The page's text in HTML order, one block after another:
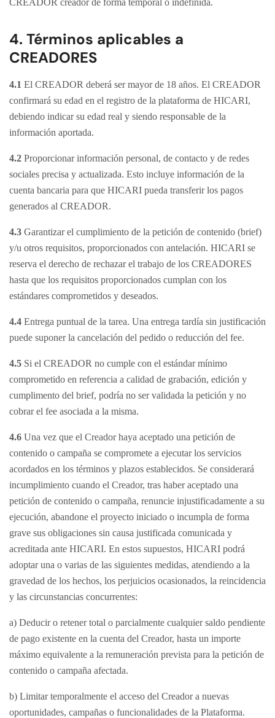
CREADOR creador de forma temporal o indefinida.
4. Términos aplicables a
CREADORES
4.1 El CREADOR deberá ser mayor de 18 años. El CREADOR
confirmará su edad en el registro de la plataforma de HICARI,
debiendo indicar su edad real y siendo responsable de la
información aportada.
4.2 Proporcionar información personal, de contacto y de redes
sociales precisa y actualizada. Esto incluye información de la
cuenta bancaria para que HICARI pueda transferir los pagos
generados al CREADOR.
4.3 Garantizar el cumplimiento de la petición de contenido (brief)
y/u otros requisitos, proporcionados con antelación. HICARI se
reserva el derecho de rechazar el trabajo de los CREADORES
hasta que los requisitos proporcionados cumplan con los
estándares comprometidos y deseados.
4.4 Entrega puntual de la tarea. Una entrega tardía sin justificación
puede suponer la cancelación del pedido o reducción del fee.
4.5 Si el CREADOR no cumple con el estándar mínimo
comprometido en referencia a calidad de grabación, edición y
cumplimento del brief, podría no ser validada la petición y no
cobrar el fee asociada a la misma.
4.6 Una vez que el Creador haya aceptado una petición de
contenido o campaña se compromete a ejecutar los servicios
acordados en los términos y plazos establecidos. Se considerará
incumplimiento cuando el Creador, tras haber aceptado una
petición de contenido o campaña, renuncie injustificadamente a su
ejecución, abandone el proyecto iniciado o incumpla de forma
grave sus obligaciones sin causa justificada comunicada y
acreditada ante HICARI. En estos supuestos, HICARI podrá
adoptar una o varias de las siguientes medidas, atendiendo a la
gravedad de los hechos, los perjuicios ocasionados, la reincidencia
y las circunstancias concurrentes:
a) Deducir o retener total o parcialmente cualquier saldo pendiente
de pago existente en la cuenta del Creador, hasta un importe
máximo equivalente a la remuneración prevista para la petición de
contenido o campaña afectada.
b) Limitar temporalmente el acceso del Creador a nuevas
oportunidades, campañas o funcionalidades de la Plataforma.